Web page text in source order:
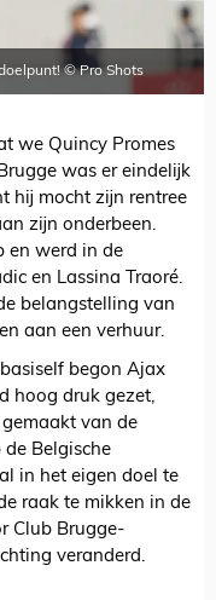
© Pro Shots
we Quincy Promes
was er eindelijk
hij mocht zijn rentree
zijn onderbeen.
en werd in de
en Lassina Traoré.
belangstelling van
aan een verhuur.
begon Ajax
hoog druk gezet,
van de
Belgische
in het eigen doel te
raak te mikken in de
Club Brugge-
veranderd.